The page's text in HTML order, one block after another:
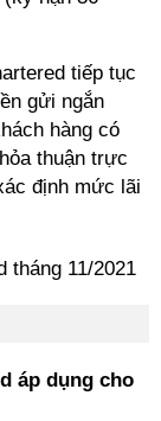
tiếp tục
gửi ngắn
hàng có
thuận trực
định mức lãi
áp dụng cho